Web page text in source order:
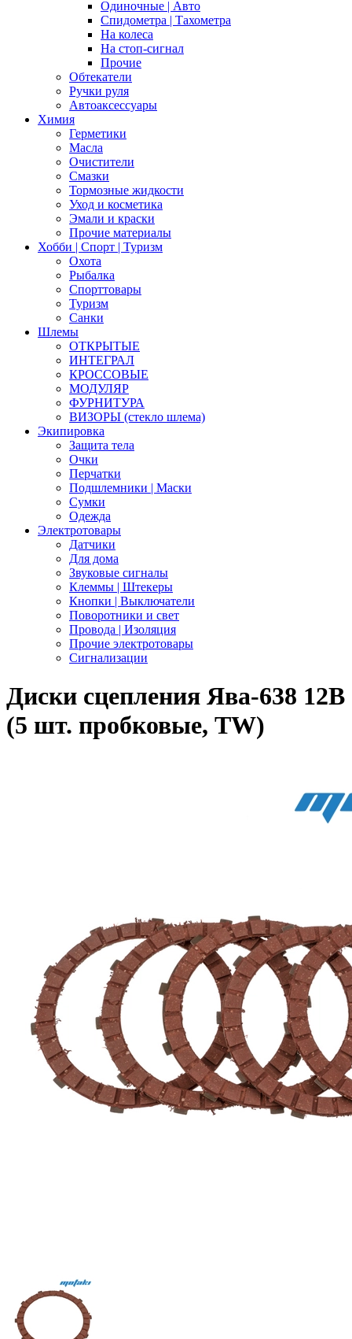
Одиночные | Авто
Спидометра | Тахометра
На колеса
На стоп-сигнал
Прочие
Обтекатели
Ручки руля
Автоаксессуары
Химия
Герметики
Масла
Очистители
Смазки
Тормозные жидкости
Уход и косметика
Эмали и краски
Прочие материалы
Хобби | Cпорт | Туризм
Охота
Рыбалка
Спорттовары
Туризм
Санки
Шлемы
ОТКРЫТЫЕ
ИНТЕГРАЛ
КРОССОВЫЕ
МОДУЛЯР
ФУРНИТУРА
ВИЗОРЫ (стекло шлема)
Экипировка
Защита тела
Очки
Перчатки
Подшлемники | Маски
Сумки
Одежда
Электротовары
Датчики
Для дома
Звуковые сигналы
Клеммы | Штекеры
Кнопки | Выключатели
Поворотники и свет
Провода | Изоляция
Прочие электротовары
Сигнализации
Диски сцепления Ява-638 12В
(5 шт. пробковые, TW)